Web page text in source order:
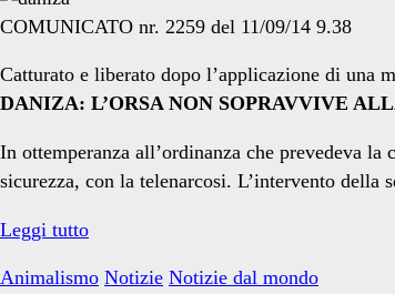
daniza</span>
COMUNICATO nr. 2259 del 11/09/14 9.38
Catturato e liberato dopo l’applicazione di una
DANIZA: L’ORSA NON SOPRAVVIVE
In ottemperanza all’ordinanza che prevedeva
sicurezza, con la telenarcosi. L’intervento della
Leggi tuttoL’Orsa
è
Animalismo Notizie Notizie dal mondo